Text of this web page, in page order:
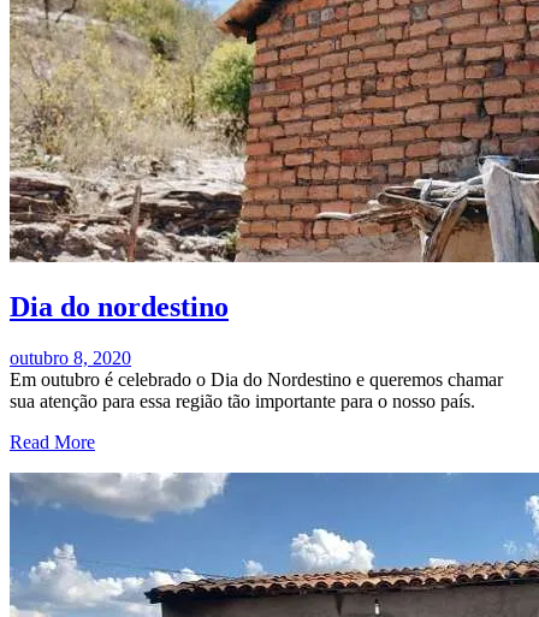
Dia do nordestino
outubro 8, 2020
Em outubro é celebrado o Dia do Nordestino e queremos chamar
sua atenção para essa região tão importante para o nosso país.
Read More